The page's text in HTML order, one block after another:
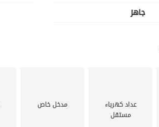
جاهز
عداد كهرباء
مستقل
مدخل خاص